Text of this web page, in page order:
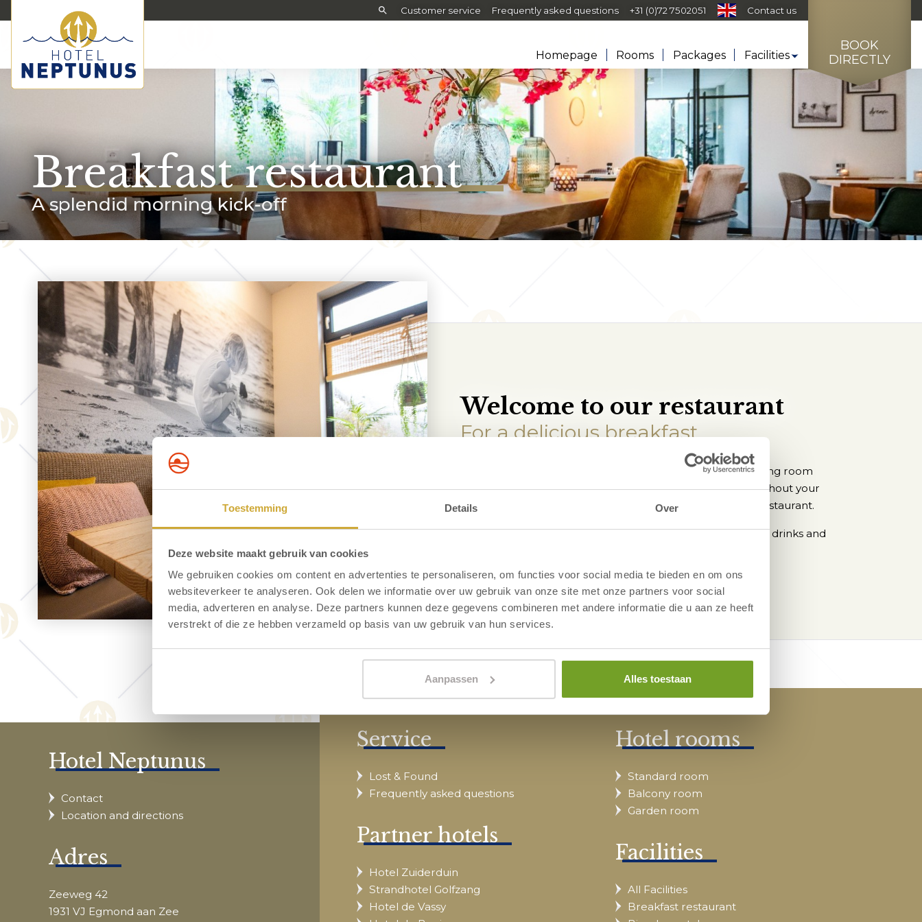
Toestemming Details Over
Deze website maakt gebruik van cookies
We gebruiken cookies om content en advertenties te personaliseren, om functies voor social media te bieden en om ons
websiteverkeer te analyseren. Ook delen we informatie over uw gebruik van onze site met onze partners voor social
media, adverteren en analyse. Deze partners kunnen deze gegevens combineren met andere informatie die u aan ze heeft
verstrekt of die ze hebben verzameld op basis van uw gebruik van hun services.
Aanpassen Alles toestaan
Search:Customer service Frequently asked questions +31 (0)72 7502051 Contact us
Homepage Rooms Packages Facilities
BOOK
DIRECTLY
Breakfast restaurant
A splendid morning kick-off
Welcome to our restaurant
For a delicious breakfast
On the ground floor, you’ll find the bright and spacious dining room
where a breakfast buffet awaits you each morning. Throughout your
stay, you can enjoy a lovely breakfast from our breakfast restaurant.
Choose from a variety of freshly baked rolls, cold cuts, dairy drinks and
Hotel Neptunus
Contact
Location and directions
Adres
Zeeweg 42
1931 VJ Egmond aan Zee
Service
Lost & Found
Frequently asked questions
Partner hotels
Hotel Zuiderduin
Strandhotel Golfzang
Hotel de Vassy
Hotel rooms
Standard room
Balcony room
Garden room
Facilities
All Facilities
Breakfast restaurant